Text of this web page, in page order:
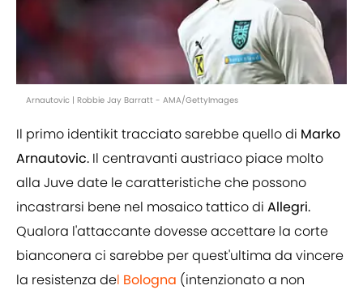
Arnautovic | Robbie Jay Barratt - AMA/GettyImages
Il primo identikit tracciato sarebbe quello di Marko
Arnautovic. Il centravanti austriaco piace molto
alla Juve date le caratteristiche che possono
incastrarsi bene nel mosaico tattico di Allegri.
Qualora l'attaccante dovesse accettare la corte
bianconera ci sarebbe per quest'ultima da vincere
la resistenza del Bologna (intenzionato a non